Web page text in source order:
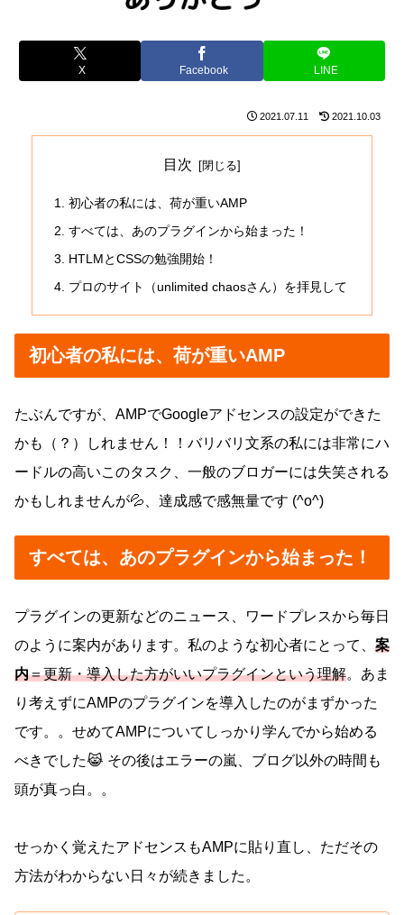
X Facebook LINE
2021.07.11 2021.10.03
目次
初心者の私には、荷が重いAMP
すべては、あのプラグインから始まった！
HTLMとCSSの勉強開始！
プロのサイト（unlimited chaosさん）を拝見して
初心者の私には、荷が重いAMP
たぶんですが、AMPでGoogleアドセンスの設定ができた
かも（？）しれません！！バリバリ文系の私には非常にハ
ードルの高いこのタスク、一般のブロガーには失笑される
かもしれませんが💦、達成感で感無量です (^o^)
すべては、あのプラグインから始まった！
プラグインの更新などのニュース、ワードプレスから毎日
のように案内があります。私のような初心者にとって、 案
内＝更新・導入した方がいいプラグインという理解。あま
り考えずにAMPのプラグインを導入したのがまずかった
です。。せめてAMPについてしっかり学んでから始める
べきでした😹 その後はエラーの嵐、ブログ以外の時間も
頭が真っ白。。
せっかく覚えたアドセンスもAMPに貼り直し、ただその
方法がわからない日々が続きました。